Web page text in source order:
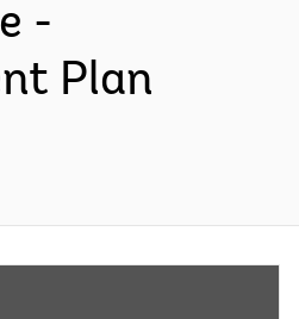
-
Plan